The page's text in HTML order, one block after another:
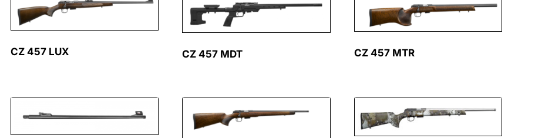
CZ 457 LUX CZ 457 MDT CZ 457 MTR